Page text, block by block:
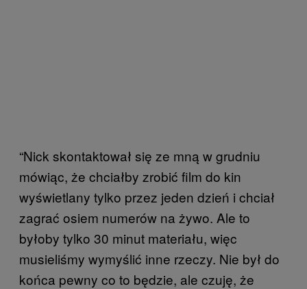
“Nick skontaktował się ze mną w grudniu
mówiąc, że chciałby zrobić film do kin
wyświetlany tylko przez jeden dzień i chciał
zagrać osiem numerów na żywo. Ale to
byłoby tylko 30 minut materiału, więc
musieliśmy wymyślić inne rzeczy. Nie był do
końca pewny co to będzie, ale czuję, że